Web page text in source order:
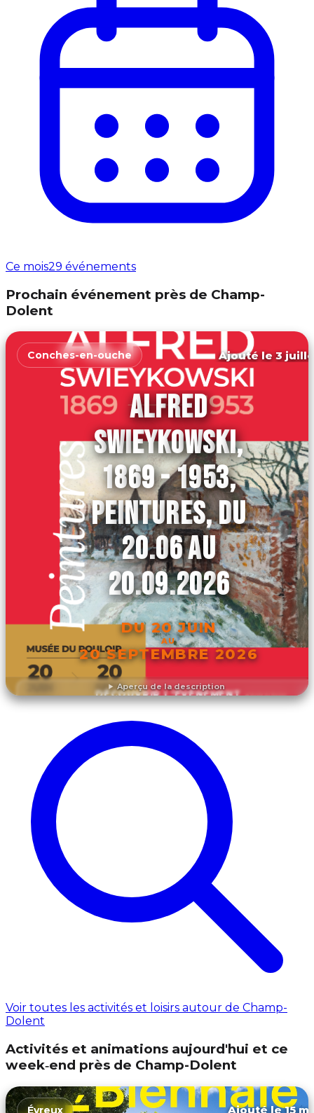
Ce mois29 événements
Prochain événement près de Champ-
Dolent
Aperçu de la description
Conches-en-ouche Ajouté le 3
ALFRED
SWIEYKOWSKI,
1869 - 1953,
PEINTURES, DU
20.06 AU
20.09.2026
DU 20 JUIN
AU
20 SEPTEMBRE 2026
DÉCOUVRIR L'ÉVÉNEMENT
Voir toutes les activités et loisirs autour de Champ-
Dolent
Activités et animations aujourd'hui et ce
week‑end près de Champ-Dolent
Évreux Ajouté le 15